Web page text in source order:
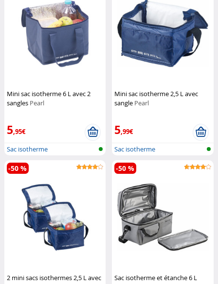
Mini sac isotherme 6 L avec 2
sangles Pearl
5,95€
Sac isotherme
Mini sac isotherme 2,5 L avec
sangle Pearl
5,99€
Sac isotherme
2 mini sacs isothermes 2,5 L avec
-50 %
Sac isotherme et étanche 6 L
-50 %